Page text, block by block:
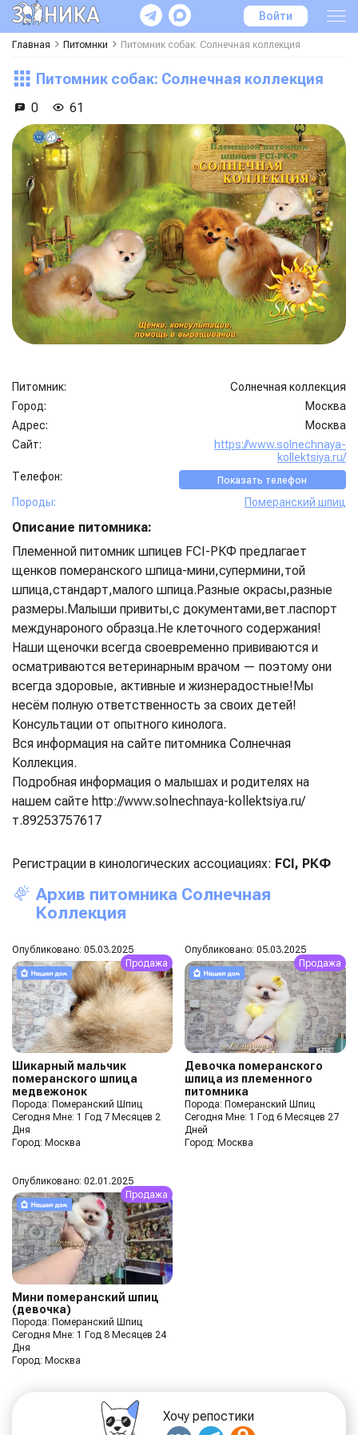
Войти
Главная Питомнки Питомник собак: Солнечная коллекция
Питомник собак: Солнечная коллекция
0 61
Питомник:
Солнечная коллекция
Город:
Москва
Адрес:
Москва
Сайт:
https://www.solnechnaya-
kollektsiya.ru/
Телефон:
Показать телефон
Породы: Померанский шпиц
Описание питомника:
Племенной питомник шпицев FCI-РКФ предлагает
щенков померанского шпица-мини,супермини,той
шпица,стандарт,малого шпица.Разные окрасы,разные
размеры.Малыши привиты,с документами,вет.паспорт
междунароного образца.Не клеточного содержания!
Наши щеночки всегда своевременно прививаются и
осматриваются ветеринарным врачом — поэтому они
всегда здоровые, активные и жизнерадостные!Мы
несём полную ответственность за своих детей!
Консультации от опытного кинолога.
Вся информация на сайте питомника Солнечная
Коллекция.
Подробная информация о малышах и родителях на
нашем сайте http://www.solnechnaya-kollektsiya.ru/
т.89253757617
Регистрации в кинологических ассоциациях: FCI, РКФ
Архив питомника Солнечная
Коллекция
Опубликовано: 05.03.2025
Продажа
Шикарный мальчик
померанского шпица
медвежонок
Порода: Померанский Шпиц
Сегодня Мне: 1 Год 7 Месяцев 2
Дня
Город: Москва
Опубликовано: 05.03.2025
Продажа
Девочка померанского
шпица из племенного
питомника
Порода: Померанский Шпиц
Сегодня Мне: 1 Год 6 Месяцев 27
Дней
Город: Москва
Опубликовано: 02.01.2025
Продажа
Мини померанский шпиц
(девочка)
Порода: Померанский Шпиц
Сегодня Мне: 1 Год 8 Месяцев 24
Дня
Город: Москва
Хочу репостики